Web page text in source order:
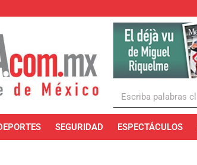
SEGURIDAD ESPECTÁCULOS